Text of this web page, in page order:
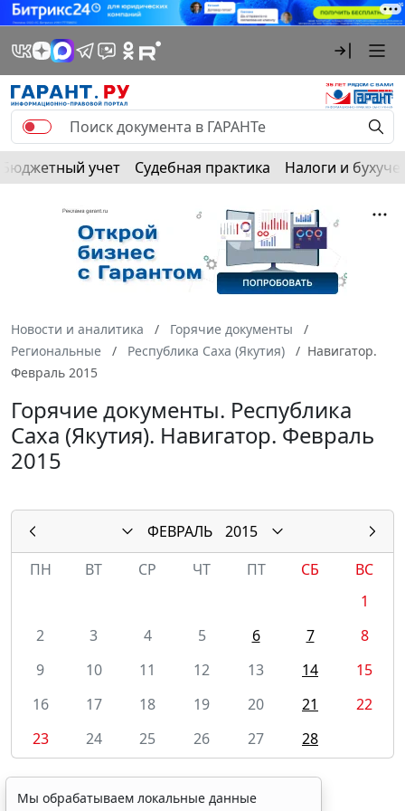
Бюджетный учет Судебная практика Налоги и
Новости и аналитика
Горячие документы
Региональные
Республика Саха (Якутия)
Навигатор.
Февраль 2015
Горячие документы. Республика
Саха (Якутия). Навигатор. Февраль
2015
ФЕВРАЛЬ
2015
ПН
ВТ СР ЧТ ПТ СБ
ВС
1
2
3 4 5 6 7
8
9
10 11 12 13 14
15
16
17 18 19 20 21
22
23
24 25 26 27 28
Мы обрабатываем локальные данные